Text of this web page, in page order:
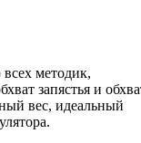
методик,
запястья и
вес, идеальный